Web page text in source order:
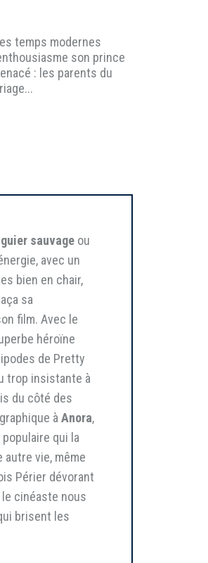
temps modernes
son prince
: les parents du
sauvage ou
avec un
bien en chair,
sa
film. Avec le
héroïne
de Pretty
trop insistante à
du côté des
à Anora,
qui la
autre vie, même
Périer dévorant
cinéaste nous
brisent les